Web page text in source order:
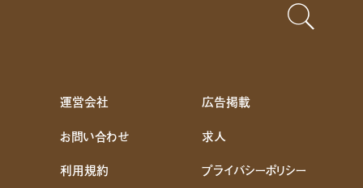
運営会社
広告掲載
お問い合わせ
求人
利用規約 プライバシーポリシー